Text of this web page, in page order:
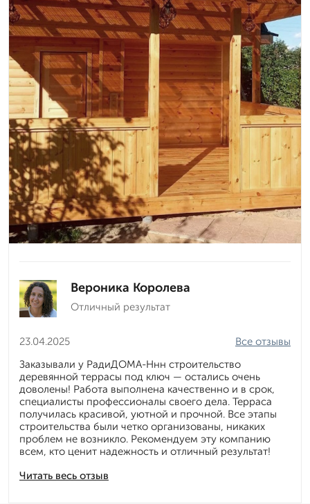
Вероника Королева
Отличный результат
23.04.2025
Читать весь отзыв
Все отзывы
Заказывали у РадиДОМА-Ннн строительство
деревянной террасы под ключ — остались очень
доволены! Работа выполнена качественно и в срок,
специалисты профессионалы своего дела. Терраса
получилась красивой, уютной и прочной. Все этапы
строительства были четко организованы, никаких
проблем не возникло. Рекомендуем эту компанию
всем, кто ценит надежность и отличный результат!